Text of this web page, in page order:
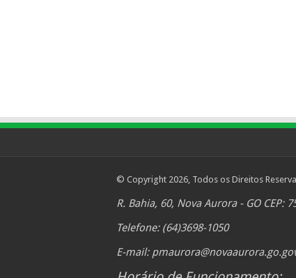
© Copyright 2026, Todos os Direitos
R. Bahia, 60, Nova Aurora - GO CEP:
Telefone: (64)3698-1050
E-mail: